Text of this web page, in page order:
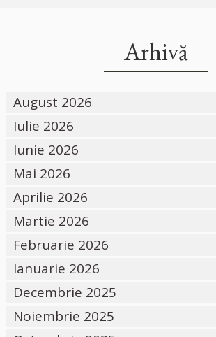
Arhivă
August 2026
Iulie 2026
Iunie 2026
Mai 2026
Aprilie 2026
Martie 2026
Februarie 2026
Ianuarie 2026
Decembrie 2025
Noiembrie 2025